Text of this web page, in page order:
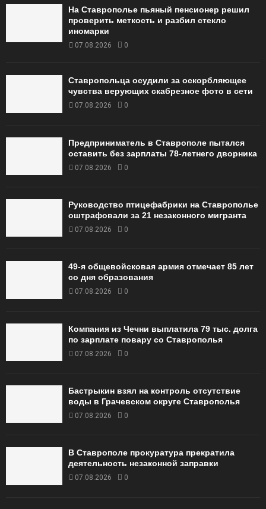
На Ставрополье пьяный пенсионер решил
проверить меткость и разбил стекло
иномарки
07.08.2026 0
Ставропольца осудили за оскорбляющее
чувства верующих скабрезное фото в сети
07.08.2026 0
Предприниматель в Ставрополе пытался
оставить без зарплаты 78-летнего дворника
07.08.2026 0
Руководство птицефабрики на Ставрополье
оштрафовали за 21 незаконного мигранта
07.08.2026 0
49‑я общевойсковая армия отмечает 85 лет
со дня образования
07.08.2026 0
Компания из Чечни выплатила 79 тыс. долга
по зарплате повару со Ставрополья
07.08.2026 0
Бастрыкин взял на контроль отсутствие
воды в Грачевском округе Ставрополья
07.08.2026 0
В Ставрополе прокуратура прекратила
деятельность незаконной заправки
07.08.2026 0